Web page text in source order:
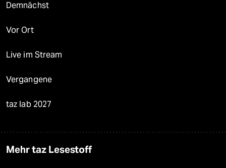
Demnächst
Vor Ort
Live im Stream
Vergangene
taz lab 2027
Mehr taz Lesestoff